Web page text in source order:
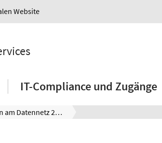
Website
IT-Compliance und Zugänge
Wartungsarbeiten am Datennetz 28.12.2017